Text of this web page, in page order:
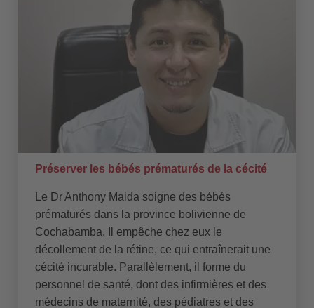
Préserver les bébés prématurés de la cécité
Le Dr Anthony Maida soigne des bébés
prématurés dans la province bolivienne de
Cochabamba. Il empêche chez eux le
décollement de la rétine, ce qui entraînerait une
cécité incurable. Parallèlement, il forme du
personnel de santé, dont des infirmières et des
médecins de maternité, des pédiatres et des